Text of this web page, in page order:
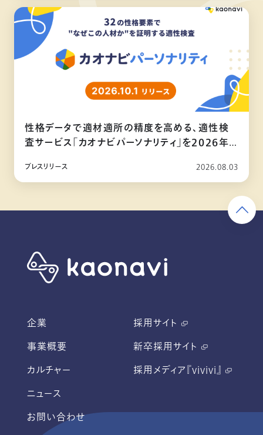
性格データで適材適所の精度を高める、適性検
査サービス「カオナビパーソナリティ」を2026年
プレスリリース 2026.08.03
企業
事業概要
カルチャー
ニュース
お問い合わせ
採用サイト
新卒採用サイト
採用メディア『vivivi』